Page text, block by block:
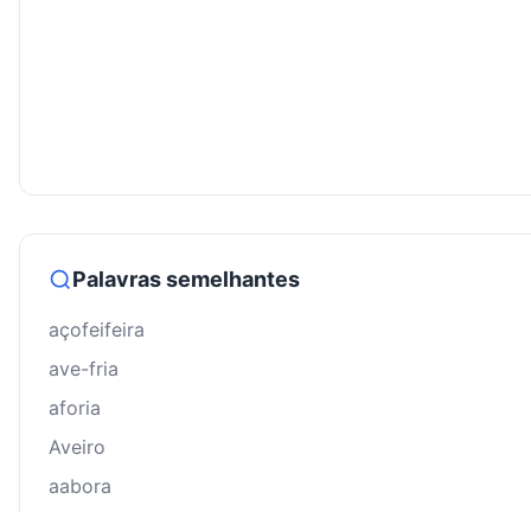
Palavras semelhantes
açofeifeira
ave-fria
aforia
Aveiro
aabora